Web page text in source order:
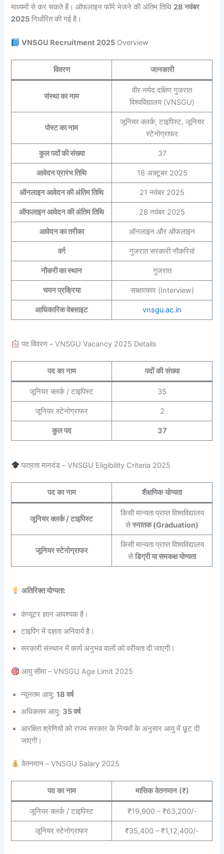
माध्यमों से कर सकते हैं। ऑफलाइन फॉर्म भेजने की अंतिम तिथि 28 नवंबर
2025 निर्धारित की गई है।
VNSGU Recruitment 2025 Overview
विवरण जानकारी
संस्था का नाम
वीर नर्मद दक्षिण गुजरात
विश्वविद्यालय (VNSGU)
पोस्ट का नाम
जूनियर क्लर्क, टाइपिस्ट, जूनियर
स्टेनोग्राफर
कुल पदों की संख्या 37
आवेदन प्रारंभ तिथि 18 अक्टूबर 2025
ऑनलाइन आवेदन की अंतिम तिथि 21 नवंबर 2025
ऑफलाइन आवेदन की अंतिम तिथि 28 नवंबर 2025
आवेदन का तरीका ऑनलाइन और ऑफलाइन
वर्ग गुजरात सरकारी नौकरियां
नौकरी का स्थान गुजरात
चयन प्रक्रिया साक्षात्कार (Interview)
आधिकारिक वेबसाइट vnsgu.ac.in
पद विवरण – VNSGU Vacancy 2025 Details
पद का नाम पदों की संख्या
जूनियर क्लर्क / टाइपिस्ट 35
जूनियर स्टेनोग्राफर 2
कुल पद 37
पात्रता मानदंड – VNSGU Eligibility Criteria 2025
पद का नाम शैक्षणिक योग्यता
जूनियर क्लर्क / टाइपिस्ट
किसी मान्यता प्राप्त विश्वविद्यालय
सेस्नातक (Graduation)
जूनियर स्टेनोग्राफर
किसी मान्यता प्राप्त विश्वविद्यालय
सेडिग्री या समकक्ष योग्यता
अतिरिक्त योग्यता:
कंप्यूटर ज्ञान आवश्यक है।
टाइपिंग में दक्षता अनिवार्य है।
सरकारी संस्थान में कार्य अनुभव वालों को वरीयता दी जाएगी।
आयु सीमा – VNSGU Age Limit 2025
न्यूनतम आयु:18 वर्ष
अधिकतम आयु: 35 वर्ष
आरक्षित श्रेणियों को राज्य सरकार के नियमों के अनुसार आयु में छूट दी
जाएगी।
वेतनमान – VNSGU Salary 2025
पद का नाम मासिक वेतनमान (₹)
जूनियर क्लर्क / टाइपिस्ट ₹19,900 – ₹63,200/-
जूनियर स्टेनोग्राफर ₹35,400 – ₹1,12,400/-